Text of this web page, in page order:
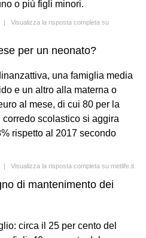
o più figli minori.
| Visualizza la risposta completa su
per un neonato?
una famiglia media
e un altro alla materna o
al mese, di cui 80 per la
scolastico si aggira
rispetto al 2017 secondo
| Visualizza la risposta completa su metlife.it
di mantenimento dei
circa il 25 per cento del